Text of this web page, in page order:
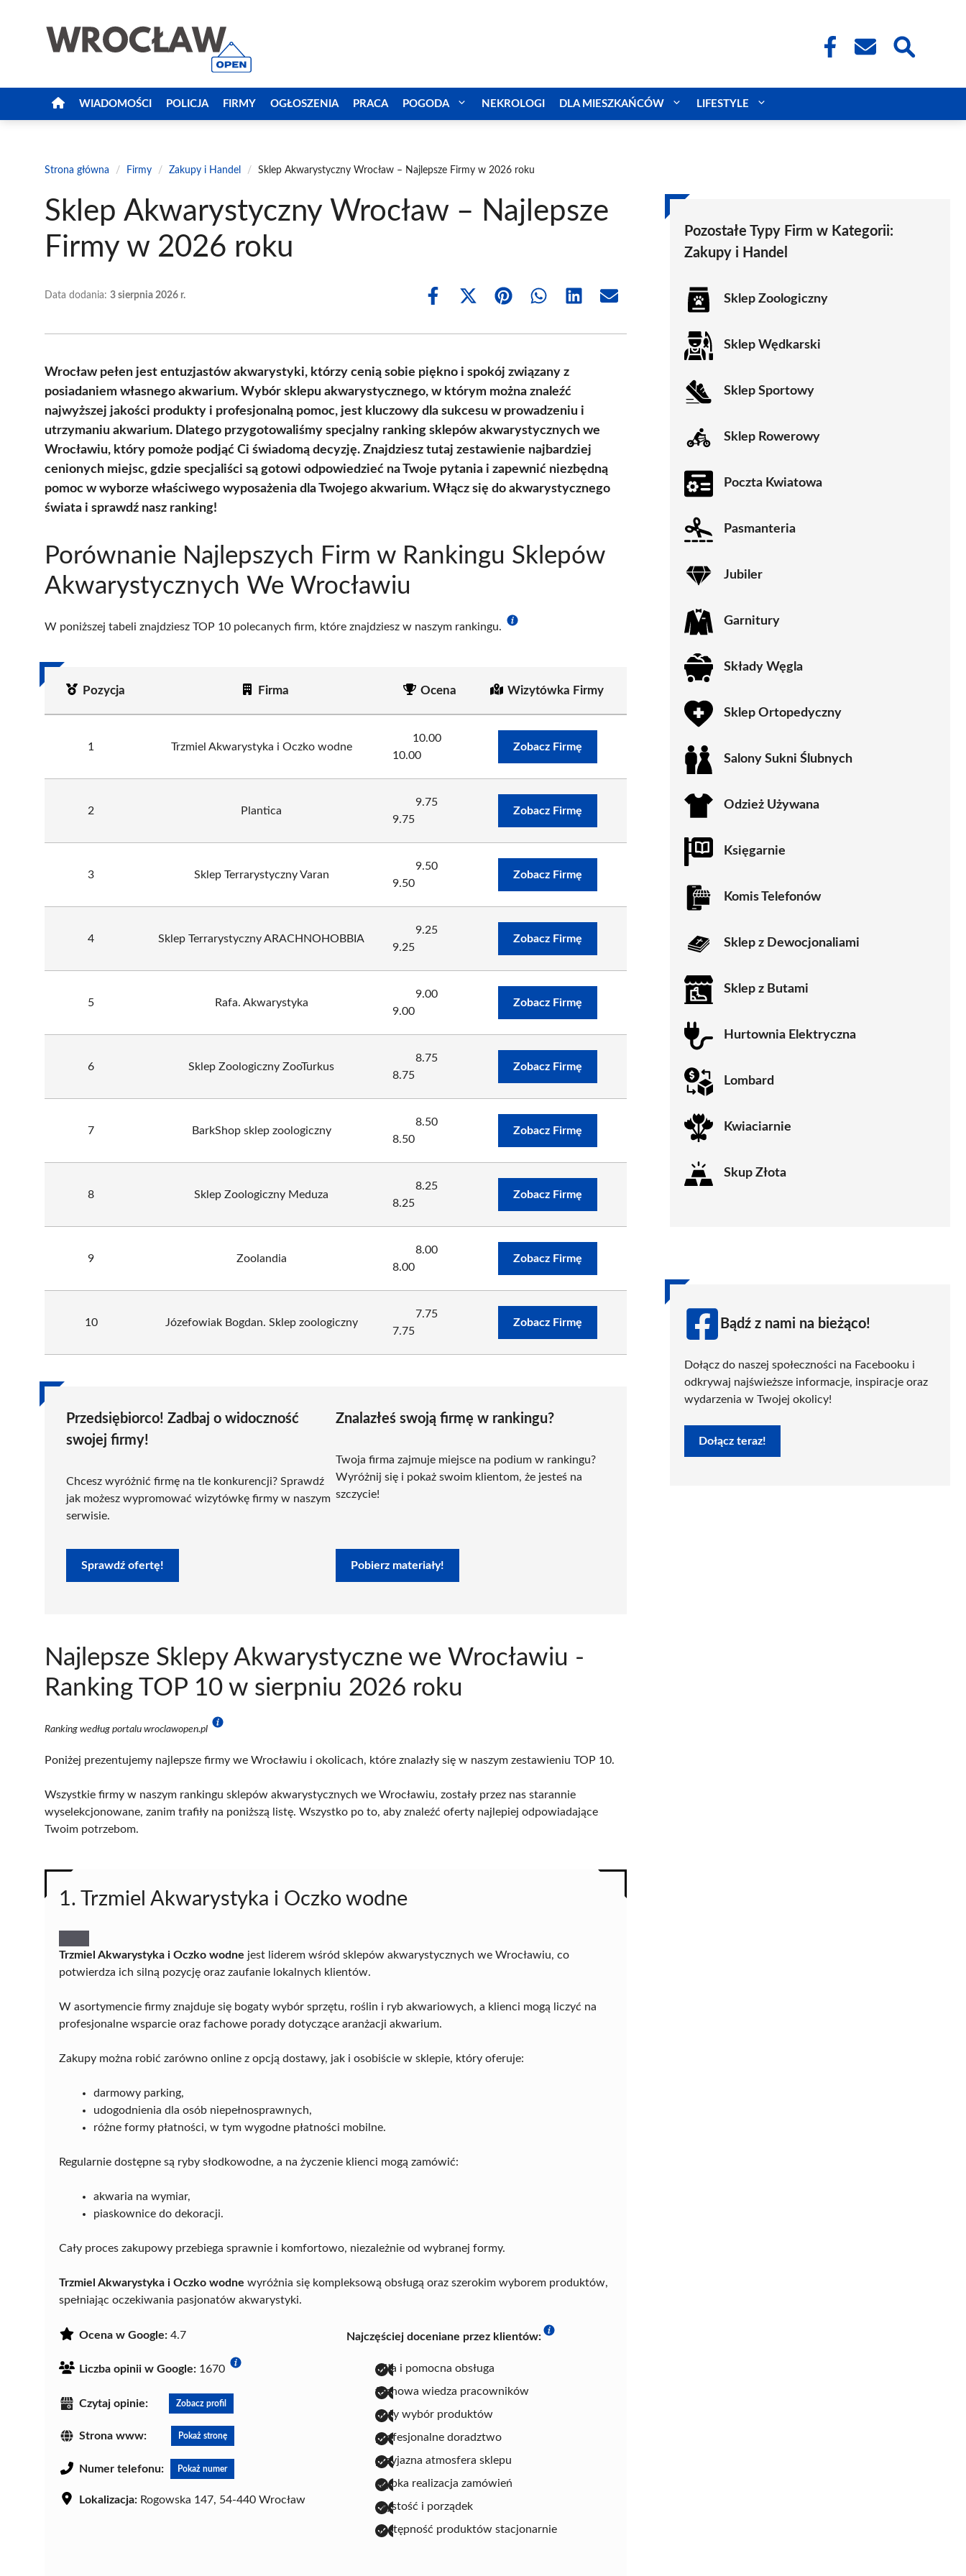
WIADOMOŚCI POLICJA FIRMY OGŁOSZENIA PRACA POGODA NEKROLOGI DLA MIESZKAŃCÓW LIFESTYLE
Strona główna / Firmy / Zakupy i Handel / Sklep Akwarystyczny Wrocław – Najlepsze Firmy w 2026 roku
Sklep Akwarystyczny Wrocław – Najlepsze
Firmy w 2026 roku
Data dodania: 3 sierpnia 2026 r.
Share
Share
(Twitter)
Share Share Share Share
Wrocław pełen jest entuzjastów akwarystyki, którzy cenią sobie piękno i spokój związany z
posiadaniem własnego akwarium. Wybór sklepu akwarystycznego, w którym można znaleźć
najwyższej jakości produkty i profesjonalną pomoc, jest kluczowy dla sukcesu w prowadzeniu i
utrzymaniu akwarium. Dlatego przygotowaliśmy specjalny ranking sklepów akwarystycznych we
Wrocławiu, który pomoże podjąć Ci świadomą decyzję. Znajdziesz tutaj zestawienie najbardziej
cenionych miejsc, gdzie specjaliści są gotowi odpowiedzieć na Twoje pytania i zapewnić niezbędną
pomoc w wyborze właściwego wyposażenia dla Twojego akwarium. Włącz się do akwarystycznego
świata i sprawdź nasz ranking!
Porównanie Najlepszych Firm w Rankingu Sklepów
Akwarystycznych We Wrocławiu
W poniższej tabeli znajdziesz TOP 10 polecanych firm, które znajdziesz w naszym rankingu.
Pozycja Firma Ocena Wizytówka Firmy
1 Trzmiel Akwarystyka i Oczko wodne
10.00
10.00
Zobacz Firmę
2 Plantica
9.75
9.75
Zobacz Firmę
3 Sklep Terrarystyczny Varan
9.50
9.50
Zobacz Firmę
4 Sklep Terrarystyczny ARACHNOHOBBIA
9.25
9.25
Zobacz Firmę
5 Rafa. Akwarystyka
9.00
9.00
Zobacz Firmę
6 Sklep Zoologiczny ZooTurkus
8.75
8.75
Zobacz Firmę
7 BarkShop sklep zoologiczny
8.50
8.50
Zobacz Firmę
8 Sklep Zoologiczny Meduza
8.25
8.25
Zobacz Firmę
9 Zoolandia
8.00
8.00
Zobacz Firmę
10 Józefowiak Bogdan. Sklep zoologiczny
7.75
7.75
Zobacz Firmę
Przedsiębiorco! Zadbaj o widoczność
swojej firmy!
Chcesz wyróżnić firmę na tle konkurencji? Sprawdź
jak możesz wypromować wizytówkę firmy w naszym
serwisie.
Sprawdź ofertę!
Znalazłeś swoją firmę w rankingu?
Twoja firma zajmuje miejsce na podium w rankingu?
Wyróżnij się i pokaż swoim klientom, że jesteś na
szczycie!
Pobierz materiały!
Najlepsze Sklepy Akwarystyczne we Wrocławiu -
Ranking TOP 10 w sierpniu 2026 roku
Ranking według portalu wroclawopen.pl
Poniżej prezentujemy najlepsze firmy we Wrocławiu i okolicach, które znalazły się w naszym zestawieniu TOP 10.
Wszystkie firmy w naszym rankingu sklepów akwarystycznych we Wrocławiu, zostały przez nas starannie
wyselekcjonowane, zanim trafiły na poniższą listę. Wszystko po to, aby znaleźć oferty najlepiej odpowiadające
Twoim potrzebom.
1. Trzmiel Akwarystyka i Oczko wodne
Trzmiel Akwarystyka i Oczko wodne jest liderem wśród sklepów akwarystycznych we Wrocławiu, co
potwierdza ich silną pozycję oraz zaufanie lokalnych klientów.
W asortymencie firmy znajduje się bogaty wybór sprzętu, roślin i ryb akwariowych, a klienci mogą liczyć na
profesjonalne wsparcie oraz fachowe porady dotyczące aranżacji akwarium.
Zakupy można robić zarówno online z opcją dostawy, jak i osobiście w sklepie, który oferuje:
darmowy parking,
udogodnienia dla osób niepełnosprawnych,
różne formy płatności, w tym wygodne płatności mobilne.
Regularnie dostępne są ryby słodkowodne, a na życzenie klienci mogą zamówić:
akwaria na wymiar,
piaskownice do dekoracji.
Cały proces zakupowy przebiega sprawnie i komfortowo, niezależnie od wybranej formy.
Trzmiel Akwarystyka i Oczko wodne wyróżnia się kompleksową obsługą oraz szerokim wyborem produktów,
spełniając oczekiwania pasjonatów akwarystyki.
Ocena w Google: 4.7
Liczba opinii w Google: 1670
Czytaj opinie: Zobacz profil
Strona www: Pokaż stronę
Numer telefonu: Pokaż numer
Lokalizacja: Rogowska 147, 54-440 Wrocław
Najczęściej doceniane przez klientów:
miła i pomocna obsługa
fachowa wiedza pracowników
duży wybór produktów
profesjonalne doradztwo
przyjazna atmosfera sklepu
szybka realizacja zamówień
czystość i porządek
dostępność produktów stacjonarnie
Pozostałe Typy Firm w Kategorii:
Zakupy i Handel
Sklep Zoologiczny
Sklep Wędkarski
Sklep Sportowy
Sklep Rowerowy
Poczta Kwiatowa
Pasmanteria
Jubiler
Garnitury
Składy Węgla
Sklep Ortopedyczny
Salony Sukni Ślubnych
Odzież Używana
Księgarnie
Komis Telefonów
Sklep z Dewocjonaliami
Sklep z Butami
Hurtownia Elektryczna
Lombard
Kwiaciarnie
Skup Złota
Bądź z nami na bieżąco!
Dołącz do naszej społeczności na Facebooku i
odkrywaj najświeższe informacje, inspiracje oraz
wydarzenia w Twojej okolicy!
Dołącz teraz!